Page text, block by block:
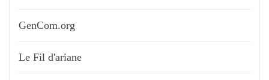
GenCom.org
Le Fil d'ariane